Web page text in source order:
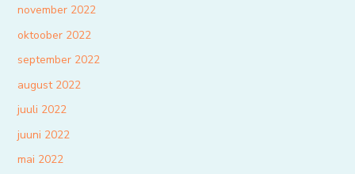
november 2022
oktoober 2022
september 2022
august 2022
juuli 2022
juuni 2022
mai 2022